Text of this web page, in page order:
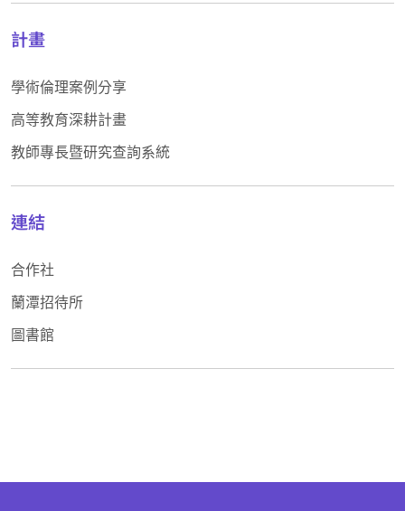
計畫
學術倫理案例分享
高等教育深耕計畫
教師專長暨研究查詢系統
連結
合作社
蘭潭招待所
圖書館